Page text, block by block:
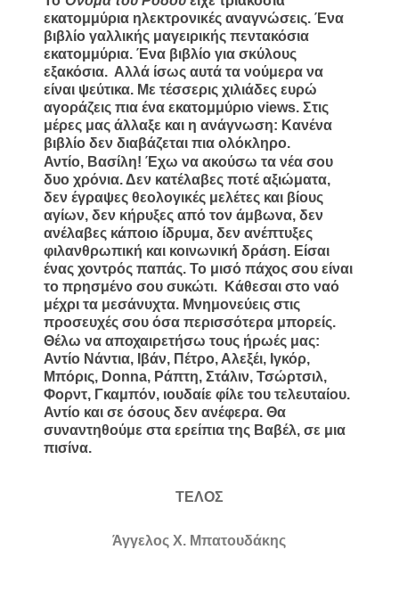
εκατομμύρια ηλεκτρονικές αναγνώσεις. Ένα
βιβλίο γαλλικής μαγειρικής πεντακόσια
εκατομμύρια. Ένα βιβλίο για σκύλους
εξακόσια. Αλλά ίσως αυτά τα νούμερα να
είναι ψεύτικα. Με τέσσερις χιλιάδες ευρώ
αγοράζεις πια ένα εκατομμύριο views. Στις
μέρες μας άλλαξε και η ανάγνωση: Κανένα
βιβλίο δεν διαβάζεται πια ολόκληρο.
Αντίο, Βασίλη! Έχω να ακούσω τα νέα σου
δυο χρόνια. Δεν κατέλαβες ποτέ αξιώματα,
δεν έγραψες θεολογικές μελέτες και βίους
αγίων, δεν κήρυξες από τον άμβωνα, δεν
ανέλαβες κάποιο ίδρυμα, δεν ανέπτυξες
φιλανθρωπική και κοινωνική δράση. Είσαι
ένας χοντρός παπάς. Το μισό πάχος σου είναι
το πρησμένο σου συκώτι.
Κάθεσαι στο ναό
μέχρι τα μεσάνυχτα. Μνημονεύεις στις
προσευχές σου όσα περισσότερα μπορείς.
Θέλω να αποχαιρετήσω τους ήρωές μας:
Αντίο Νάντια, Ιβάν, Πέτρο, Αλεξέι, Ιγκόρ,
Μπόρις, Donna, Ράπτη, Στάλιν, Τσώρτσιλ,
Φορντ, Γκαμπόν, ιουδαίε φίλε του τελευταίου.
Αντίο και σε όσους δεν ανέφερα. Θα
συναντηθούμε στα ερείπια της Βαβέλ, σε μια
πισίνα.
ΤΕΛΟΣ
Άγγελος Χ. Μπατουδάκης